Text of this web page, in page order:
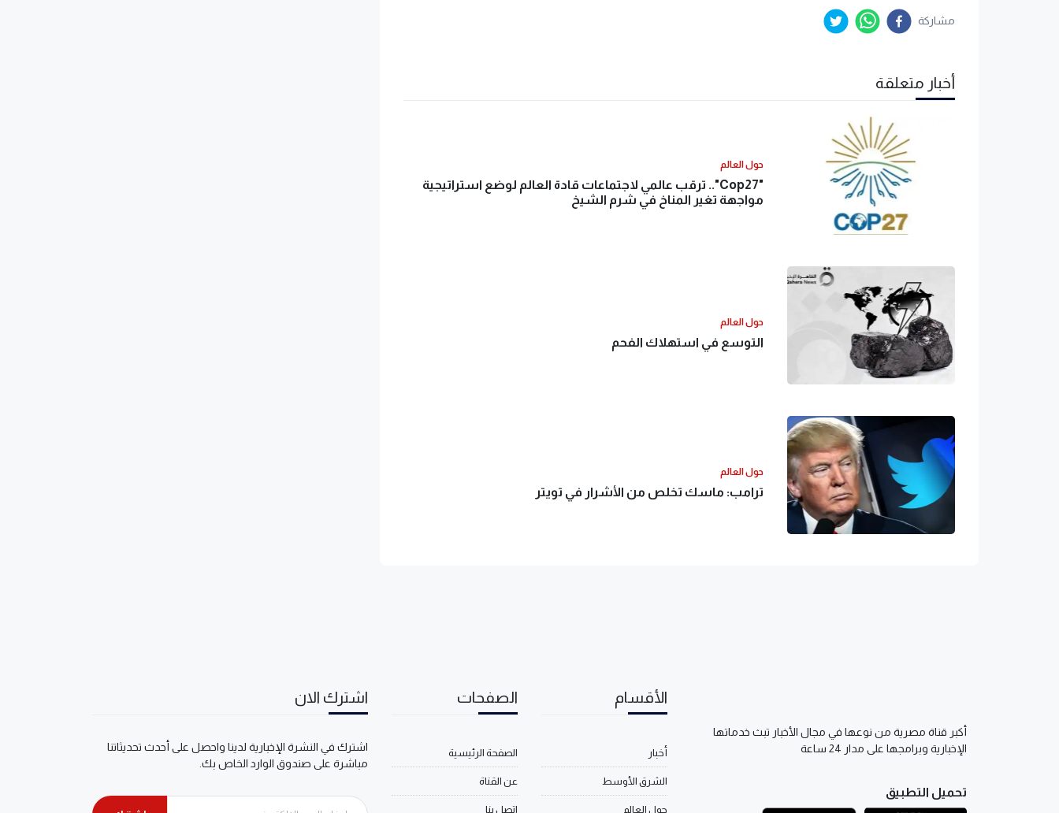
مشاركة
أخبار متعلقة
حول العالم
"Cop27".. ترقب عالمي لاجتماعات قادة العالم لوضع استراتيجية
مواجهة تغير المناخ في شرم الشيخ
حول العالم
التوسع في استهلاك الفحم
حول العالم
ترامب: ماسك تخلص من الأشرار في تويتر
أكبر قناة مصرية من نوعها في مجال الأخبار تبث خدماتها
الإخبارية وبرامجها على مدار 24 ساعة
تحميل التطبيق
الأقسام
أخبار
الشرق الأوسط
حول العالم
الصفحات
الصفحة الرئيسية
عن القناة
اتصل بنا
اشترك الان
اشترك في النشرة الإخبارية لدينا واحصل على أحدث تحديثاتنا
مباشرة على صندوق الوارد الخاص بك.